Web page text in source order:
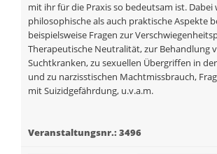
mit ihr für die Praxis so bedeutsam ist.
philosophische als auch praktische Aspekte
beispielsweise Fragen zur
Therapeutische Neutralität, zur Behandlung
Suchtkranken, zu sexuellen Übergriffen in
und zu narzisstischen Machtmissbrauch,
mit Suizidgefährdung, u.v.a.m.
Veranstaltungsnr.: 3496